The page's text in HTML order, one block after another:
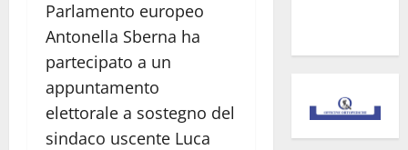
Parlamento europeo
Antonella Sberna ha
partecipato a un
appuntamento
elettorale a sostegno del
sindaco uscente Luca